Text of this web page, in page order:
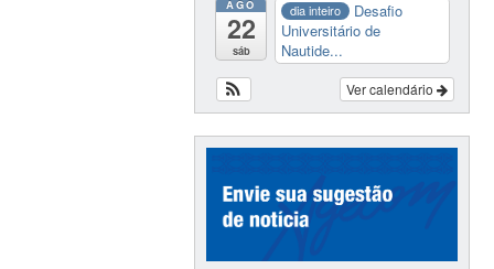
AGO
22
sáb
dia inteiro
Desafio
Universitário de
Nautide...
Ver calendário